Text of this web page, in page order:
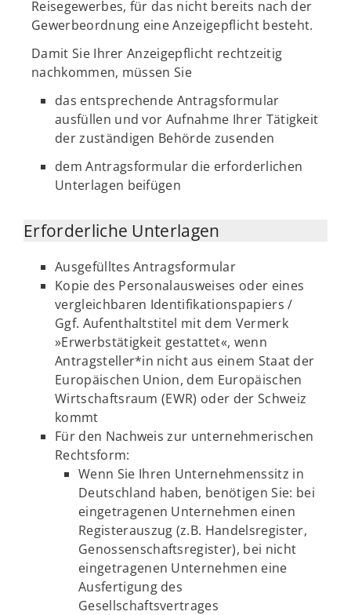
Reisegewerbes, für das nicht bereits nach der
Gewerbeordnung eine Anzeigepflicht besteht.
Damit Sie Ihrer Anzeigepflicht rechtzeitig
nachkommen, müssen Sie
das entsprechende Antragsformular
ausfüllen und vor Aufnahme Ihrer Tätigkeit
der zuständigen Behörde zusenden
dem Antragsformular die erforderlichen
Unterlagen beifügen
Erforderliche Unterlagen
Ausgefülltes Antragsformular
Kopie des Personalausweises oder eines
vergleichbaren Identifikationspapiers /
Ggf. Aufenthaltstitel mit dem Vermerk
»Erwerbstätigkeit gestattet«, wenn
Antragsteller*in nicht aus einem Staat der
Europäischen Union, dem Europäischen
Wirtschaftsraum (EWR) oder der Schweiz
kommt
Für den Nachweis zur unternehmerischen
Rechtsform:
Wenn Sie Ihren Unternehmenssitz in
Deutschland haben, benötigen Sie: bei
eingetragenen Unternehmen einen
Registerauszug (z.B. Handelsregister,
Genossenschaftsregister), bei nicht
eingetragenen Unternehmen eine
Ausfertigung des
Gesellschaftsvertrages